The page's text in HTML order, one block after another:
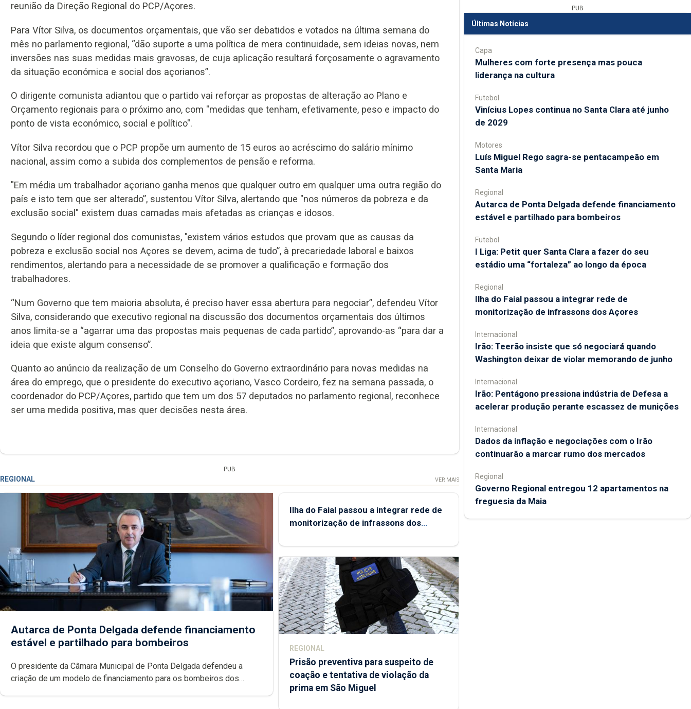
reunião da Direção Regional do PCP/Açores.
Para Vítor Silva, os documentos orçamentais, que vão ser debatidos e votados na última semana do
mês no parlamento regional, “dão suporte a uma política de mera continuidade, sem ideias novas, nem
inversões nas suas medidas mais gravosas, de cuja aplicação resultará forçosamente o agravamento
da situação económica e social dos açorianos”.
O dirigente comunista adiantou que o partido vai reforçar as propostas de alteração ao Plano e
Orçamento regionais para o próximo ano, com "medidas que tenham, efetivamente, peso e impacto do
ponto de vista económico, social e político".
Vítor Silva recordou que o PCP propõe um aumento de 15 euros ao acréscimo do salário mínimo
nacional, assim como a subida dos complementos de pensão e reforma.
"Em média um trabalhador açoriano ganha menos que qualquer outro em qualquer uma outra região do
país e isto tem que ser alterado”, sustentou Vítor Silva, alertando que "nos números da pobreza e da
exclusão social" existem duas camadas mais afetadas as crianças e idosos.
Segundo o líder regional dos comunistas, "existem vários estudos que provam que as causas da
pobreza e exclusão social nos Açores se devem, acima de tudo”, à precariedade laboral e baixos
rendimentos, alertando para a necessidade de se promover a qualificação e formação dos
trabalhadores.
“Num Governo que tem maioria absoluta, é preciso haver essa abertura para negociar”, defendeu Vítor
Silva, considerando que executivo regional na discussão dos documentos orçamentais dos últimos
anos limita-se a “agarrar uma das propostas mais pequenas de cada partido”, aprovando-as “para dar a
ideia que existe algum consenso”.
Quanto ao anúncio da realização de um Conselho do Governo extraordinário para novas medidas na
área do emprego, que o presidente do executivo açoriano, Vasco Cordeiro, fez na semana passada, o
coordenador do PCP/Açores, partido que tem um dos 57 deputados no parlamento regional, reconhece
ser uma medida positiva, mas quer decisões nesta área.
PUB
REGIONAL VER MAIS
Autarca de Ponta Delgada defende financiamento
estável e partilhado para bombeiros
O presidente da Câmara Municipal de Ponta Delgada defendeu a
criação de um modelo de financiamento para os bombeiros dos
Ilha do Faial passou a integrar rede de
monitorização de infrassons dos
REGIONAL
Prisão preventiva para suspeito de
coação e tentativa de violação da
prima em São Miguel
PUB
Últimas Notícias
Capa
Mulheres com forte presença mas pouca
liderança na cultura
Futebol
Vinícius Lopes continua no Santa Clara até junho
de 2029
Motores
Luís Miguel Rego sagra-se pentacampeão em
Santa Maria
Regional
Autarca de Ponta Delgada defende financiamento
estável e partilhado para bombeiros
Futebol
I Liga: Petit quer Santa Clara a fazer do seu
estádio uma “fortaleza” ao longo da época
Regional
Ilha do Faial passou a integrar rede de
monitorização de infrassons dos Açores
Internacional
Irão: Teerão insiste que só negociará quando
Washington deixar de violar memorando de junho
Internacional
Irão: Pentágono pressiona indústria de Defesa a
acelerar produção perante escassez de munições
Internacional
Dados da inflação e negociações com o Irão
continuarão a marcar rumo dos mercados
Regional
Governo Regional entregou 12 apartamentos na
freguesia da Maia